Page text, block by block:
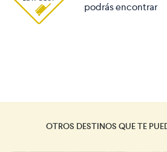
podrás encontrar
OTROS DESTINOS QUE TE